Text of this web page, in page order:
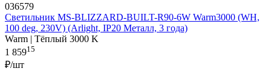
036579
Светильник MS-BLIZZARD-BUILT-R90-6W Warm3000 (WH,
100 deg, 230V) (Arlight, IP20 Металл, 3 года)
Warm | Тёплый 3000 K
1 85915
₽/шт